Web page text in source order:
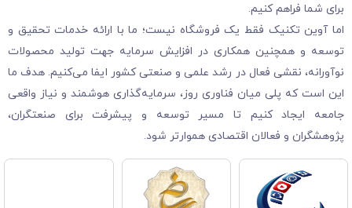
برای شما فراهم کنیم.
اما آوین تکنیک فقط یک فروشگاه نیست؛ ما با ارائه خدمات تحقیق و
توسعه و همچنین همکاری در افزایش سرمایه جهت تولید محصولات
نوآورانه، نقشی فعال در رشد علمی و صنعتی کشور ایفا می‌کنیم. هدف ما
این است که پلی میان فناوری روز، سرمایه‌گذاری هوشمند و نیاز واقعی
جامعه ایجاد کنیم تا مسیر توسعه و پیشرفت برای صنعتگران،
پژوهشگران و فعالان اقتصادی هموارتر شود.